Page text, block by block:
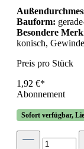
Bauform:
Besondere
konisch,
Preis pro Stück
1,92 €*
Abonnement
Sofort verfügbar,